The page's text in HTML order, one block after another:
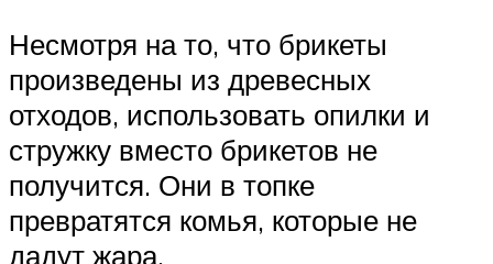
Несмотря на то, что брикеты
произведены из древесных
отходов, использовать опилки и
стружку вместо брикетов не
получится. Они в топке
превратятся комья, которые не
дадут жара.